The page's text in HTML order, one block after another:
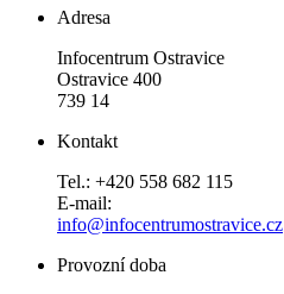
Adresa
Infocentrum Ostravice
Ostravice 400
739 14
Kontakt
Tel.: +420 558 682 115
E-mail:
info@infocentrumostravice.cz
Provozní doba